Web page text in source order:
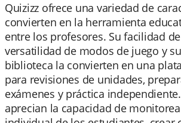
Quizizz ofrece una variedad de
convierten en la herramienta
entre los profesores. Su facilidad
versatilidad de modos de juego y
biblioteca la convierten en una
para revisiones de unidades,
exámenes y práctica
aprecian la capacidad de